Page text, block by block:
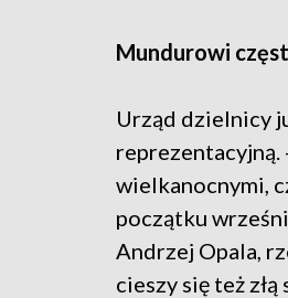
Mundurowi
Urząd dzielnicy
reprezentacyjną.
wielkanocnymi,
początku
Andrzej Opala,
cieszy się też